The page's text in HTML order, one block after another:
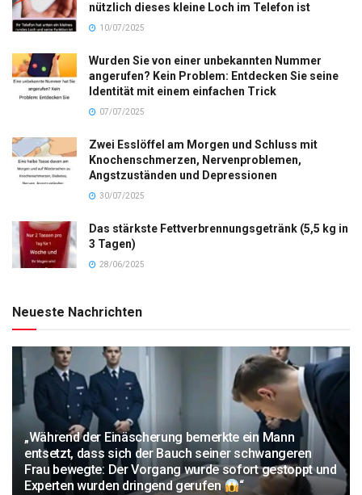
nützlich dieses kleine Loch im Telefon ist
10/07/2025
Wurden Sie von einer unbekannten Nummer
angerufen? Kein Problem: Entdecken Sie seine
Identität mit einem einfachen Trick
07/07/2025
Zwei Esslöffel am Morgen und Schluss mit
Knochenschmerzen, Nervenproblemen,
Angstzuständen und Depressionen
30/07/2025
Das stärkste Fettverbrennungsgetränk (5,5 kg in
3 Tagen)
28/06/2025
Neueste Nachrichten
„Während der Einäscherung bemerkte ein Mann
entsetzt, dass sich der Bauch seiner schwangeren
Frau bewegte: Der Vorgang wurde sofort gestoppt und
Experten wurden dringend gerufen
“